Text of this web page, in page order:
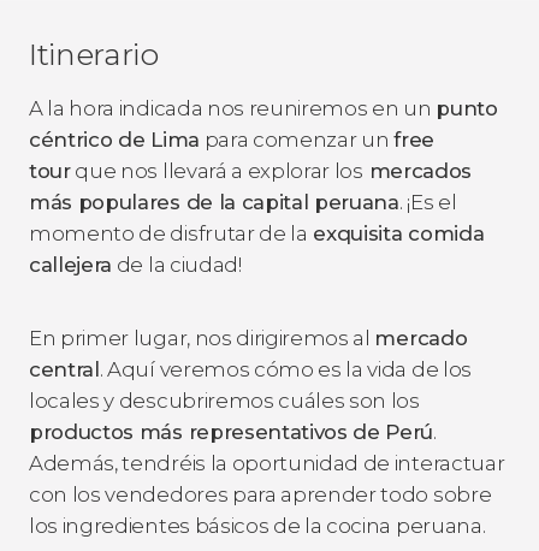
Itinerario
A la hora indicada nos reuniremos en un punto
céntrico de Lima para comenzar unfree
tourque nos llevará a explorar los mercados
más populares de la capital peruana. ¡Es el
momento de disfrutar de la exquisita comida
callejera de la ciudad!
En primer lugar, nos dirigiremos al mercado
central. Aquí veremos cómo es la vida de los
locales y descubriremos cuáles son los
productos más representativos de Perú.
Además, tendréis la oportunidad de interactuar
con los vendedores para aprender todo sobre
los ingredientes básicos de la cocina peruana.